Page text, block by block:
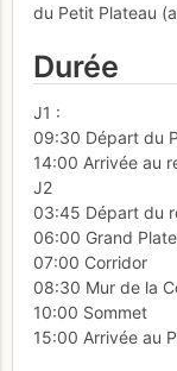
du Petit Plateau
Durée
J1 :
09:30 Départ du
14:00 Arrivée au
J2
03:45 Départ du
06:00 Grand
07:00 Corridor
08:30 Mur de la
10:00 Sommet
15:00 Arrivée au